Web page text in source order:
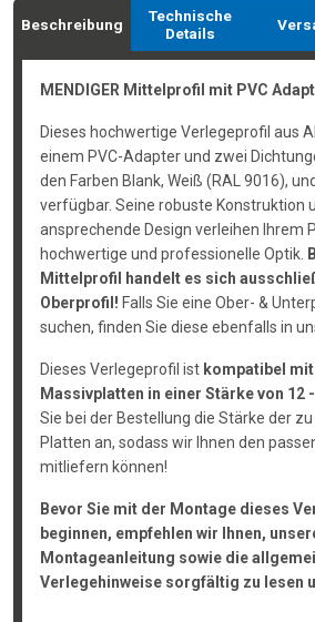
Beschreibung
Technische
Details
MENDIGER Mittelprofil mit PVC
Dieses hochwertige Verlegeprofil aus
einem PVC-Adapter und zwei
den Farben Blank, Weiß (RAL 9016),
verfügbar. Seine robuste Konstruktion
ansprechende Design verleihen Ihrem
hochwertige und professionelle Optik.
Mittelprofil handelt es sich
Oberprofil! Falls Sie eine Ober- &
suchen, finden Sie diese ebenfalls in
Dieses Verlegeprofil ist kompatibel
Massivplatten in einer Stärke von 12
Sie bei der Bestellung die Stärke der
Platten an, sodass wir Ihnen den
mitliefern können!
Bevor Sie mit der Montage dieses
beginnen, empfehlen wir Ihnen,
Montageanleitung sowie die
Verlegehinweise sorgfältig zu lesen